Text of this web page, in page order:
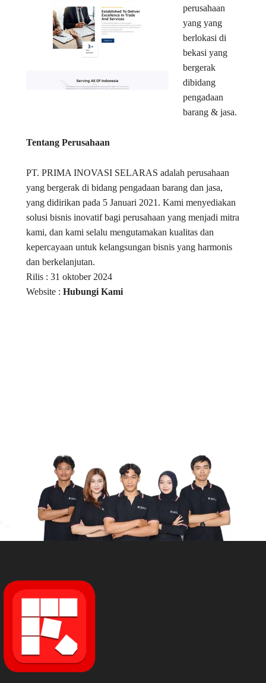
perusahaan
yang yang
berlokasi di
bekasi yang
bergerak
dibidang
pengadaan
barang & jasa.
Tentang Perusahaan
PT. PRIMA INOVASI SELARAS adalah perusahaan
yang bergerak di bidang pengadaan barang dan jasa,
yang didirikan pada 5 Januari 2021. Kami menyediakan
solusi bisnis inovatif bagi perusahaan yang menjadi mitra
kami, dan kami selalu mengutamakan kualitas dan
kepercayaan untuk kelangsungan bisnis yang harmonis
dan berkelanjutan.
Rilis : 31 oktober 2024
Website : Hubungi Kami